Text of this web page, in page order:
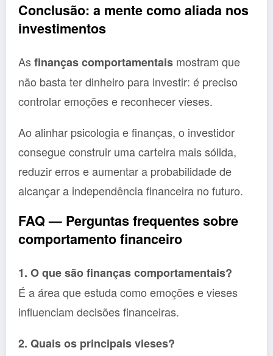
Conclusão: a mente como aliada nos
investimentos
Asfinanças comportamentais mostram que
não basta ter dinheiro para investir: é preciso
controlar emoções e reconhecer vieses.
Ao alinhar psicologia e finanças, o investidor
consegue construir uma carteira mais sólida,
reduzir erros e aumentar a probabilidade de
alcançar a independência financeira no futuro.
FAQ — Perguntas frequentes sobre
comportamento financeiro
1. O que são finanças comportamentais?
É a área que estuda como emoções e vieses
influenciam decisões financeiras.
2. Quais os principais vieses?